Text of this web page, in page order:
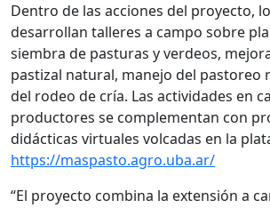
Dentro de las acciones del proyecto,
desarrollan talleres a campo sobre
siembra de pasturas y verdeos,
pastizal natural, manejo del pastoreo
del rodeo de cría. Las actividades en
productores se complementan con
didácticas virtuales volcadas en la
https://maspasto.agro.uba.ar/
“El proyecto combina la extensión a